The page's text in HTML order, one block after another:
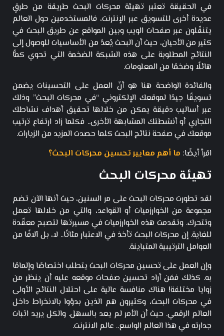
في الحقيقة تعتبر تهيئة محركات البحث طريقة من طرقٍ
عديدة أخرى للتسويق عبر الإنترنت، فالمستخدمين حول العالم
يتنقّلون عبر صفحات الويب وبين المواقع عن طريق البحث في
كثير من الأحيان، حيث أن البحث يُعدّ من الأساسيات للوصول إلى
النتائج المطلوبة على هذه الشبكة الضخمة التي تحوي كمًّا
هائلًا وضخمًا من المعلومات.
والفائدة الواضحة هنا هو أنّ العمل على التحسينات يضمن
تسويقًا جيدًا لموقعك الإلكتروني “في محركات البحث” وذلك
عبر أساليب دقيقة يمكن من خلالها تحقيق أهداف نشاطك
التجاري أو أنشطتك المشابهة الأخرى.. فكلما زاد ارتفاع ترتيب
موقعك في صفحة نتائج البحث كلما حصدت المزيد من الزيارات.
اقرأ أيضًا: ما أهم معايير تحسين محركات البحث؟
تهيئة محركات البحث
لقد تطورت محركات البحث على مر السنين، حيث أنها الآن تضم
مجموعة من الخوارزميات أو القواعد، والتي من خلالها تعمل
وتتحرك. وتقدمت هذه الخوارزميات في مسيرتها لتصبح معقّدة
للغاية. إن محركات البحث تأخذ في الاعتبار مئاتًا.. لا، بل آلافًا من
العوامل الترتيبية المتباينة.
وإن العمل على تحسين محركات البحث يتطلب اختصاصًا وإلمامًا
به. كذلك فمَن أراد تحسين صفحات موقعه عليه أن ينظر من
زوايا مختلفة! هناك منافسة عالية على احتلال النتائج الأولى
في محركات البحث، وكثيرون هم الذين بدؤوا بالانخراط داخل
العالم الرقمي. حيث أن الأمر لم يعد بالسهل. والكل يريد اثبات
جدارته في هذا العالم الواسع.. عالم الانترنت.